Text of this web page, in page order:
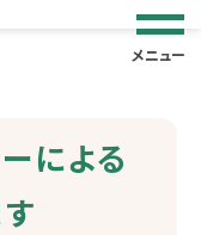
メニュー
による